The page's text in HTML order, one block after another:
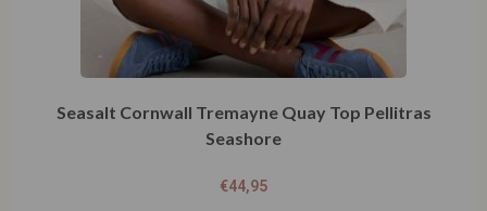
Seasalt Cornwall Tremayne Quay Top Pellitras
Seashore
€44,95